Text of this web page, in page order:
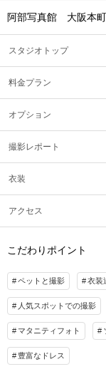
阿部写真館 大阪本
スタジオトップ
料金プラン
オプション
撮影レポート
衣装
アクセス
こだわりポイント
ペットと撮影 衣装
人気スポットでの撮影
マタニティフォト
豊富なドレス